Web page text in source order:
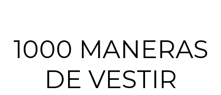
1000 MANERAS
DE VESTIR